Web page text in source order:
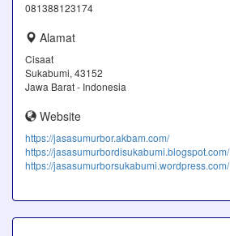
081388123174
Alamat
Cisaat
Sukabumi, 43152
Jawa Barat - Indonesia
Website
https://jasasumurbor.akbam.com/
https://jasasumurbordisukabumi.blogspot.com/
https://jasasumurborsukabumi.wordpress.com/